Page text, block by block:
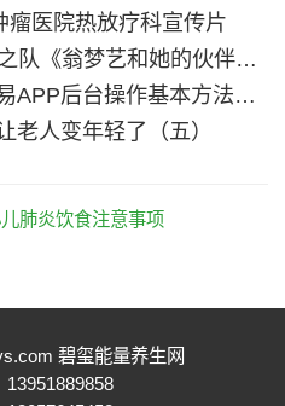
瘤医院热放疗科宣传片
队《翁梦艺和她的伙伴
APP后台操作基本方法引
老人变年轻了（五）
肺炎饮食注意事项
碧玺能量养生网